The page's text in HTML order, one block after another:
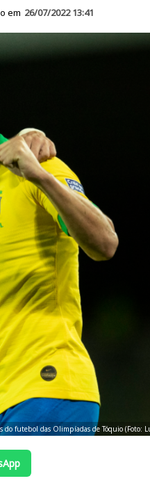
em 26/07/2022 13:41
do futebol das Olimpíadas de Tóquio (Foto: